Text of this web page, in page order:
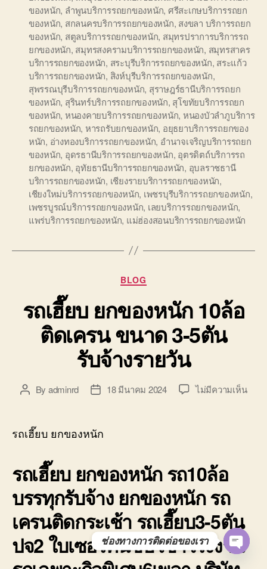
ของหนัก, ลำพูนบริการรถยกของหนัก, ศรีสะเกษบริการรถยก
ของหนัก, สกลนครบริการรถยกของหนัก, สงขลา บริการรถยก
ของหนัก, สตูลบริการรถยกของหนัก, สมุทรปราการบริการรถ
ยกของหนัก, สมุทรสงครามบริการรถยกของหนัก, สมุทรสาคร
บริการรถยกของหนัก, สระบุรีบริการรถยกของหนัก, สระแก้ว
บริการรถยกของหนัก, สิงห์บุรีบริการรถยกของหนัก,
สุพรรณบุรีบริการรถยกของหนัก, สุราษฎร์ธานีบริการรถยก
ของหนัก, สุรินทร์บริการรถยกของหนัก, สุโขทัยบริการรถยก
ของหนัก, หนองคายบริการรถยกของหนัก, หนองบัวลำภูบริการ
รถยกของหนัก, หารถรับยกของหนัก, อยุธยาบริการรถยกของ
หนัก, อ่างทองบริการรถยกของหนัก, อำนาจเจริญบริการรถยก
ของหนัก, อุดรธานีบริการรถยกของหนัก, อุตรดิตถ์บริการรถ
ยกของหนัก, อุทัยธานีบริการรถยกของหนัก, อุบลราชธานี
บริการรถยกของหนัก, เชียงรายบริการรถยกของหนัก,
เชียงใหม่บริการรถยกของหนัก, เพชรบุรีบริการรถยกของหนัก,
เพชรบูรณ์บริการรถยกของหนัก, เลยบริการรถยกของหนัก,
แพร่บริการรถยกของหนัก, แม่ฮ่องสอนบริการรถยกของหนัก
Categories
BLOG
รถเฮี๊ยบ ยกของหนัก 10ล้อ
ติดเครน ขนาด 3-5ตัน
รับจ้างรายวัน
PostBy adminrd
Post18 มีนาคม 2024 ไม่มีความเห็นบน
5ตัน
รับจ้
รถเฮี๊ยบ ยกของหนัก
รถเฮี๊ยบ ยกของหนัก รถ10ล้อ
บรรทุกรับจ้าง ยกของหนัก รถ
เครนติดกระเช้า รถเฮี๊ยบ3-5ตัน
ปจ2 ใบเซอร์คนขับ เข้าโรงงาน
ช่องทางการติดต่อของเรา